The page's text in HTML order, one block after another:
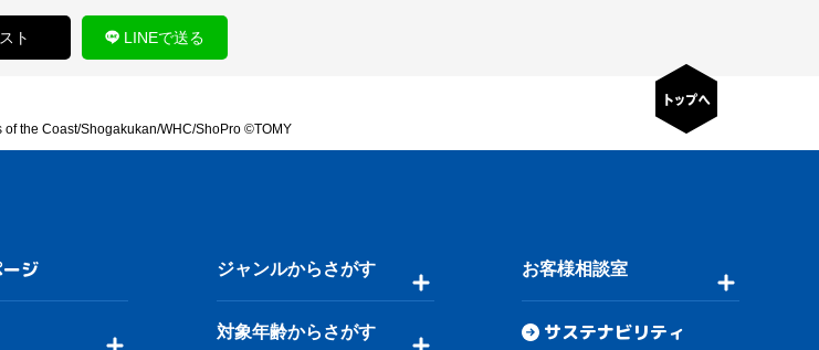
ト LINEで送る
the Coast/Shogakukan/WHC/ShoPro ©TOMY
ジ ジャンルからさがす
対象年齢からさがす
お客様相談室
サステナビリティ